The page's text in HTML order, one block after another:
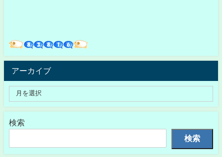
アーカイブ
検索
検索